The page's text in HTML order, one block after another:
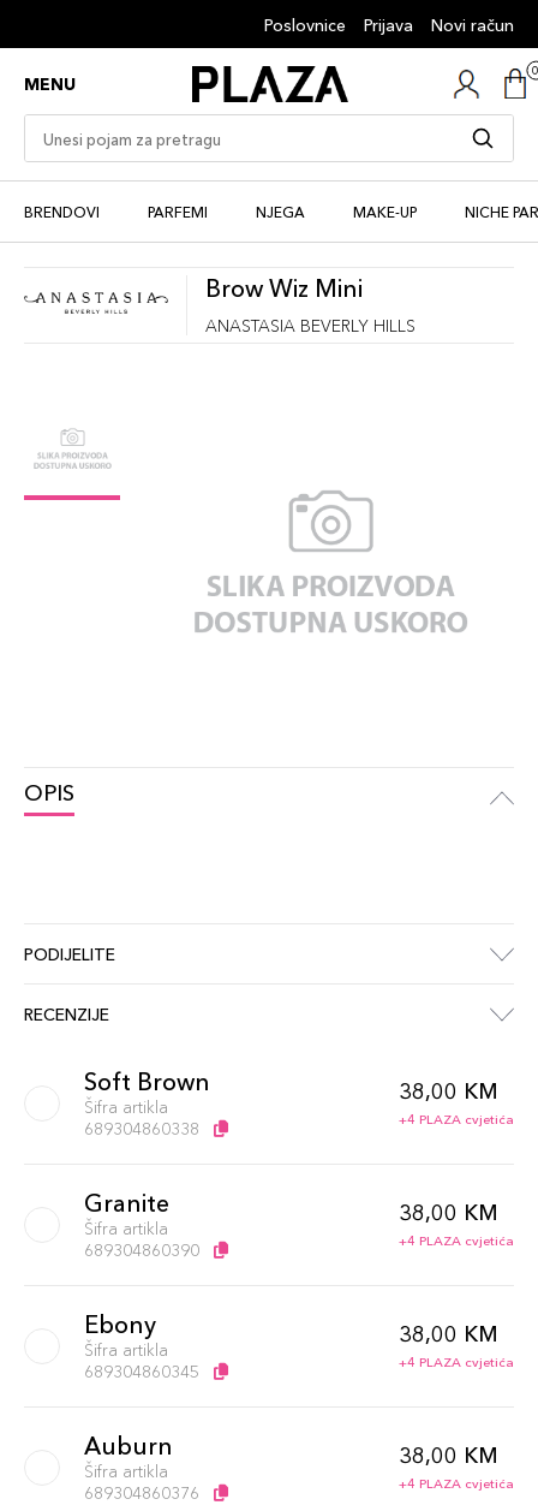
Poslovnice Prijava Novi račun
MENU
BRENDOVI PARFEMI NJEGA MAKE-UP NICHE
Brow Wiz Mini
ANASTASIA BEVERLY HILLS
OPIS
PODIJELITE
RECENZIJE
Soft Brown
Šifra artikla
689304860338
38,00 KM
+4 PLAZA cvjetića
Granite
Šifra artikla
689304860390
38,00 KM
+4 PLAZA cvjetića
Ebony
Šifra artikla
689304860345
38,00 KM
+4 PLAZA cvjetića
Auburn
Šifra artikla
689304860376
38,00 KM
+4 PLAZA cvjetića